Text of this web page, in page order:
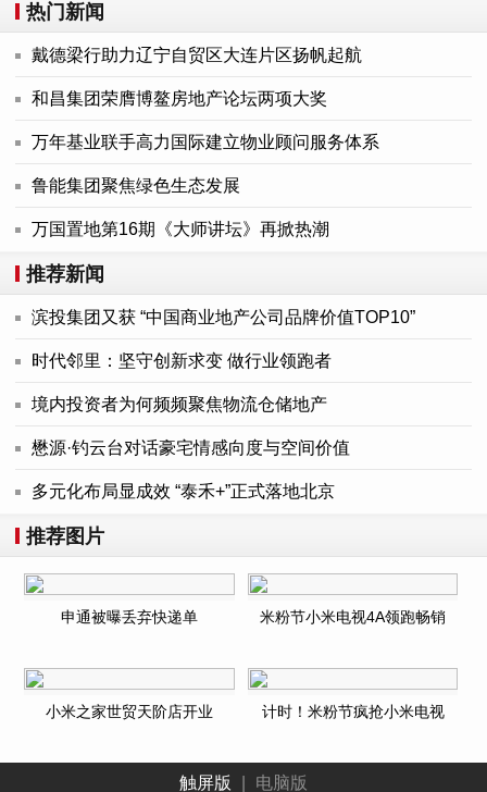
热门新闻
戴德梁行助力辽宁自贸区大连片区扬帆起航
和昌集团荣膺博鳌房地产论坛两项大奖
万年基业联手高力国际建立物业顾问服务体系
鲁能集团聚焦绿色生态发展
万国置地第16期《大师讲坛》再掀热潮
推荐新闻
滨投集团又获 “中国商业地产公司品牌价值TOP10”
时代邻里：坚守创新求变 做行业领跑者
境内投资者为何频频聚焦物流仓储地产
懋源·钓云台对话豪宅情感向度与空间价值
多元化布局显成效 “泰禾+”正式落地北京
推荐图片
申通被曝丢弃快递单 米粉节小米电视4A领跑畅销
小米之家世贸天阶店开业 计时！米粉节疯抢小米电视
触屏版 电脑版